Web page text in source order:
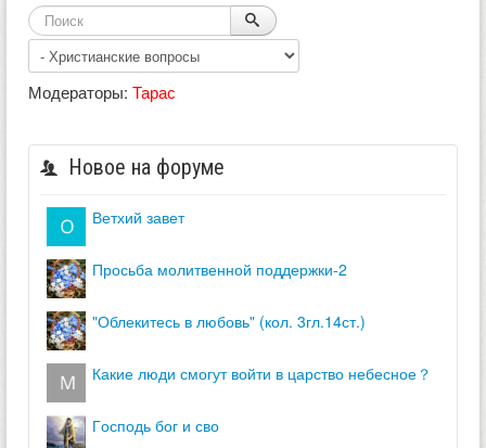
Модераторы: Тарас
Новое на форуме
ветхий завет
просьба молитвенной поддержки-2
"облекитесь в любовь" (кол. 3гл.14ст.)
какие люди смогут войти в царство небесное？
господь бог и сво